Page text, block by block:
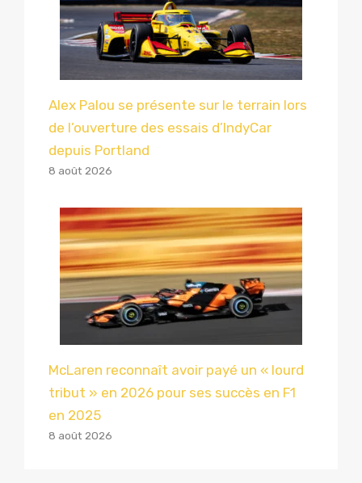
Alex Palou se présente sur le terrain lors
de l’ouverture des essais d’IndyCar
depuis Portland
8 août 2026
McLaren reconnaît avoir payé un « lourd
tribut » en 2026 pour ses succès en F1
en 2025
8 août 2026